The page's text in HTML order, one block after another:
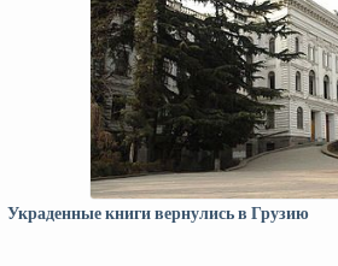
Украденные книги вернулись в Грузию